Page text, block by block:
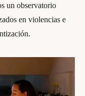
un observatorio
en violencias e